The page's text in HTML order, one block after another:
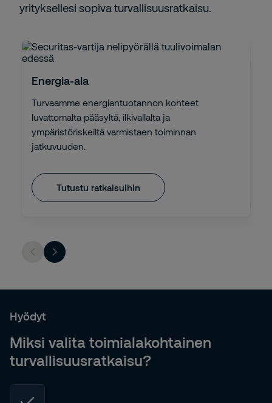
yrityksellesi sopiva turvallisuusratkaisu.
Energia-ala
Turvaamme energiantuotannon kohteet
luvattomalta pääsyltä, ilkivallalta ja
ympäristöriskeiltä varmistaen toiminnan
jatkuvuuden.
Tutustu ratkaisuihin
Hyödyt
Miksi valita toimialakohtainen
turvallisuusratkaisu?